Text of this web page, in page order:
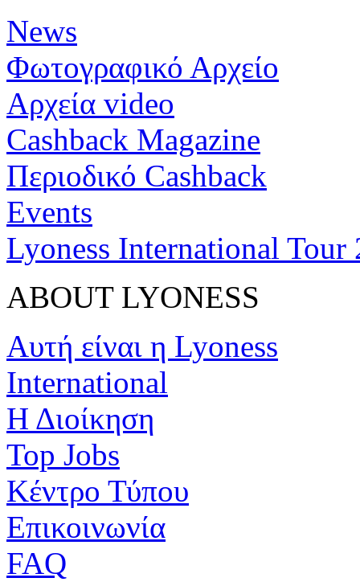
News
Φωτογραφικό Αρχείο
Αρχεία video
Cashback Magazine
Περιοδικό Cashback
Events
Lyoness International Tour
ABOUT LYONESS
Αυτή είναι η Lyoness
International
Η Διοίκηση
Top Jobs
Κέντρο Τύπου
Επικοινωνία
FAQ